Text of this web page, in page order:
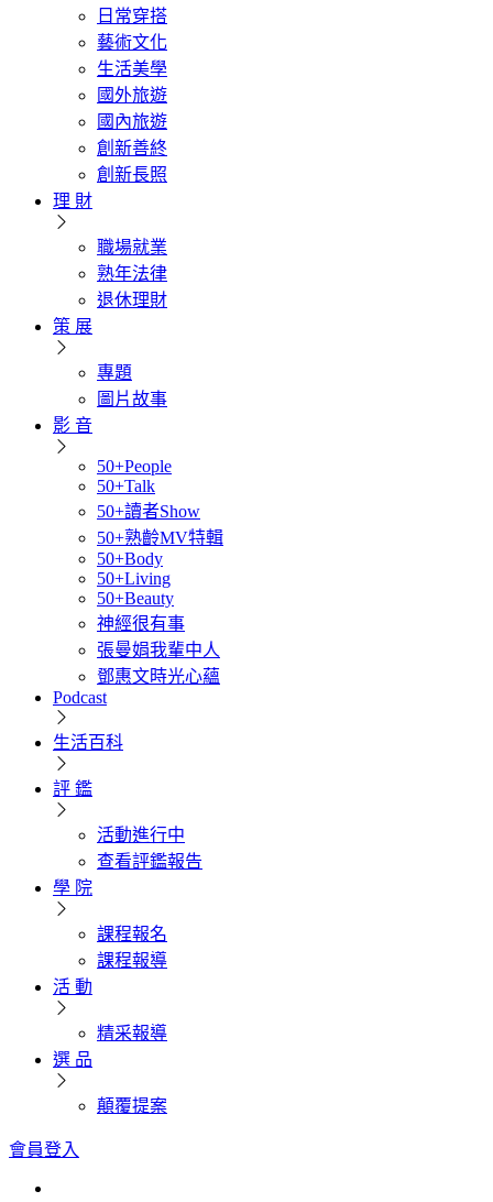
日常穿搭
藝術文化
生活美學
國外旅遊
國內旅遊
創新善終
創新長照
理 財
職場就業
熟年法律
退休理財
策 展
專題
圖片故事
影 音
50+People
50+Talk
50+讀者Show
50+熟齡MV特輯
50+Body
50+Living
50+Beauty
神經很有事
張曼娟我輩中人
鄧惠文時光心蘊
Podcast
生活百科
評 鑑
活動進行中
查看評鑑報告
學 院
課程報名
課程報導
活 動
精采報導
選 品
顛覆提案
會員登入